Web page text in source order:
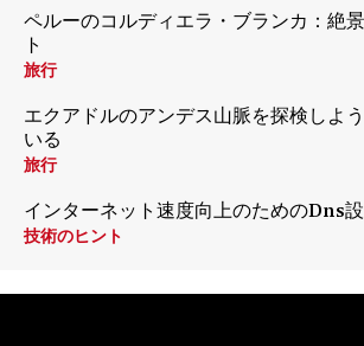
ペルーのコルディエラ・ブランカ：絶
ト
旅行
エクアドルのアンデス山脈を探検しよ
いる
旅行
インターネット速度向上のためのDns
技術のヒント